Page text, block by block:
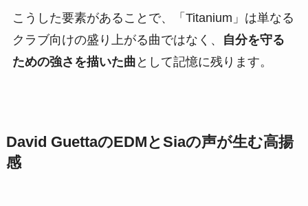
こうした要素があることで、「Titanium」は単なる
クラブ向けの盛り上がる曲ではなく、
自分を守る
ための強さを描いた曲 として記憶に残ります。
David GuettaのEDMとSiaの声が生む高揚
感